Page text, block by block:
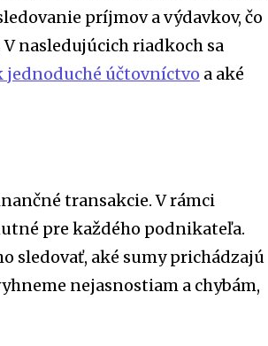
príjmov a výdavkov, čo
nasledujúcich riadkoch sa
jednoduché účtovníctvo a aké
transakcie. V rámci
pre každého podnikateľa.
sledovať, aké sumy prichádzajú
nejasnostiam a chybám,